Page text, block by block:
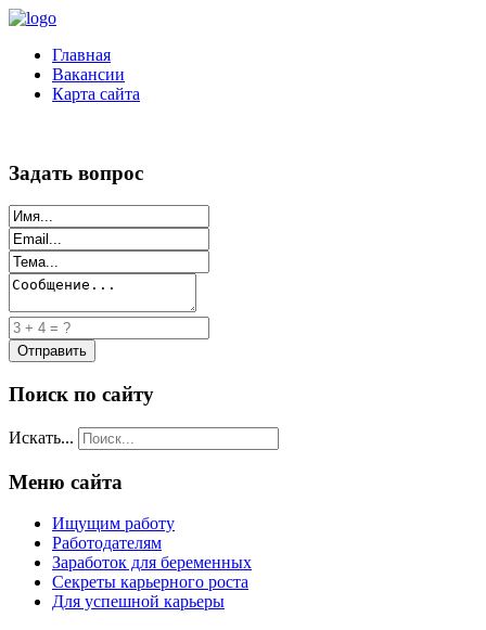
Главная
Вакансии
Карта сайта
Задать вопрос
Поиск по сайту
Искать...
Меню сайта
Ищущим работу
Работодателям
Заработок для беременных
Секреты карьерного роста
Для успешной карьеры